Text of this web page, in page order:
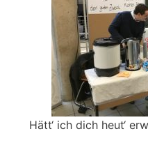
Hätt‘ ich dich heut‘